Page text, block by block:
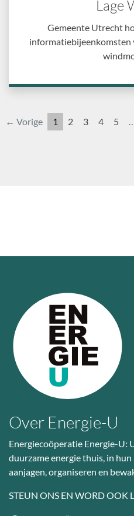
Lage
Gemeente Utrecht
informatiebijeenkomsten
← Vorige 1 2 3 4 5
Over Energie-U
Energiecoöperatie Energie-U:
duurzame energie thuis, in
aanjagen, organiseren en
STEUN ONS EN WORD OOK